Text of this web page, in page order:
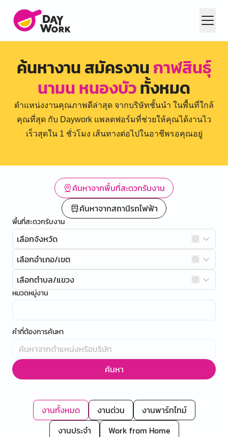
ค้นหางาน สมัครงานกาฬสินธุ์
นามน หนองบัวทั้งหมด
ตำแหน่งงานคุณภาพดีล่าสุด จากบริษัทชั้นนำ ในพื้นที่ใกล้
คุณที่สุด กับ Daywork แพลตฟอร์มที่ช่วยให้คุณได้งานไว
เร็วสุดใน 1 ชั่วโมง เส้นทางต่อไปในอาชีพรอคุณอยู่
ค้นหาจากพื้นที่สะดวกรับงาน
ค้นหาจากสถานีรถไฟฟ้า
พื้นที่สะดวกรับงาน
เลือกจังหวัด
เลือกอำเภอ/เขต
เลือกตำบล/แขวง
หมวดหมู่งาน
คำที่ต้องการค้นหา
ค้นหา
งานทั้งหมด งานด่วน
งานพาร์ทไทม์
งานประจำ
Work from Home